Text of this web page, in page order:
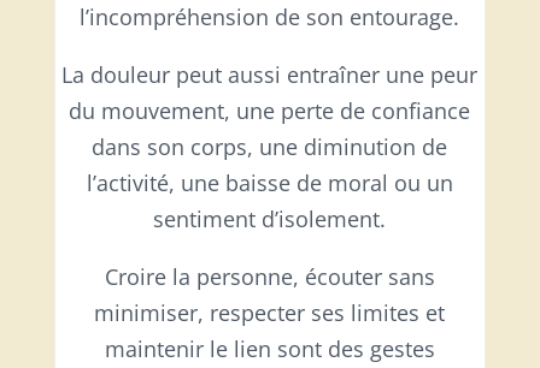
l’incompréhension de son entourage.
La douleur peut aussi entraîner une peur
du mouvement, une perte de confiance
dans son corps, une diminution de
l’activité, une baisse de moral ou un
sentiment d’isolement.
Croire la personne, écouter sans
minimiser, respecter ses limites et
maintenir le lien sont des gestes